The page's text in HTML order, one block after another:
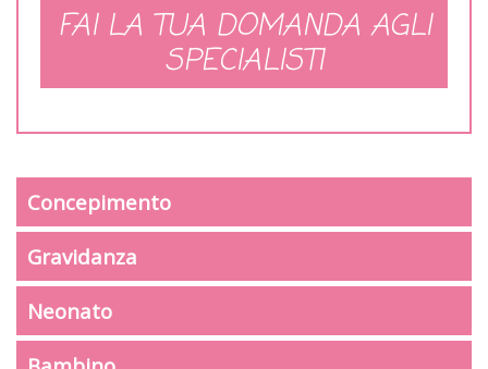
FAI LA TUA DOMANDA AGLI
SPECIALISTI
Concepimento
Gravidanza
Neonato